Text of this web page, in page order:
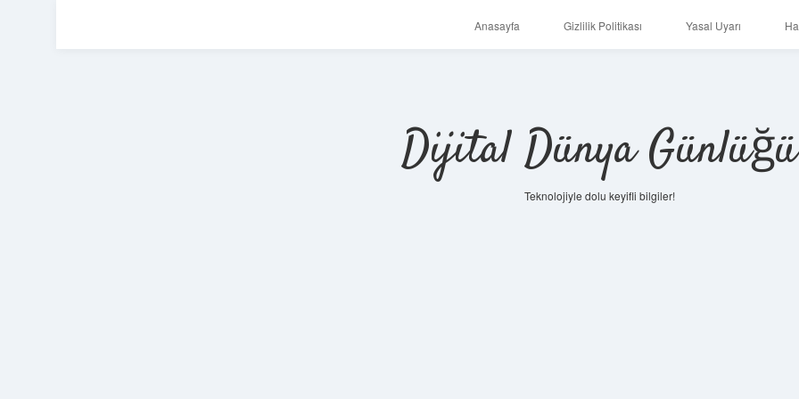
Anasayfa Gizlilik Politikası Yasal Uyarı
Dijital Dünya Günlüğü
Teknolojiyle dolu keyifli bilgiler!